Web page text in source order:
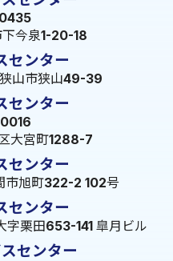
今泉1-20-18
センター
山市狭山49-39
センター
大宮町1288-7
センター
市旭町322-2 102号
センター
栗田653-141 皐月ビル
センター